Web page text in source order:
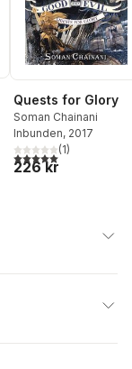
Quests for Glory
Soman Chainani
Inbunden, 2017
5,0utav 5 stjärnor.
(1)
226 kr